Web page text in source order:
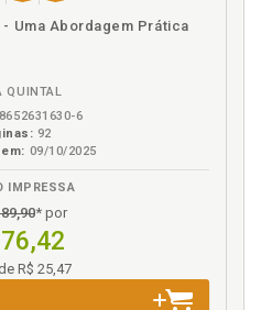
Disponível
páginas
Uma Abordagem Prática
QUINTAL
6
92
09/10/2025
IMPRESSA
* por
R$ 25,47